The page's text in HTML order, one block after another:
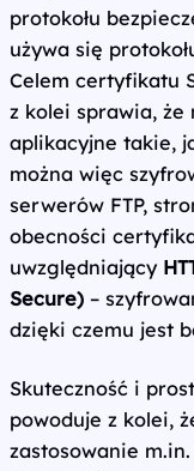
protokołu
używa się
Celem certyfikatu
z kolei sprawia, że
aplikacyjne takie,
można więc
serwerów FTP,
obecności
uwzględniający
Secure) –
dzięki czemu jest
Skuteczność i
powoduje z kolei,
zastosowanie